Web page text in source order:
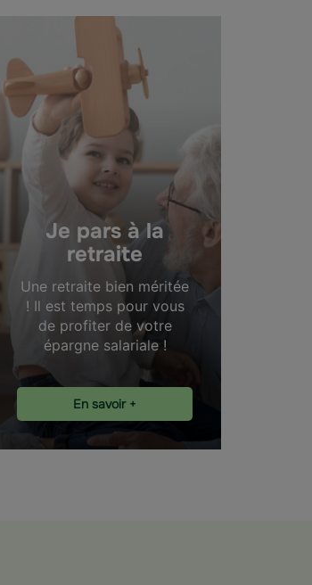
Je pars à la
retraite
Une retraite bien méritée
! Il est temps pour vous
de profiter de votre
épargne salariale !
En savoir +